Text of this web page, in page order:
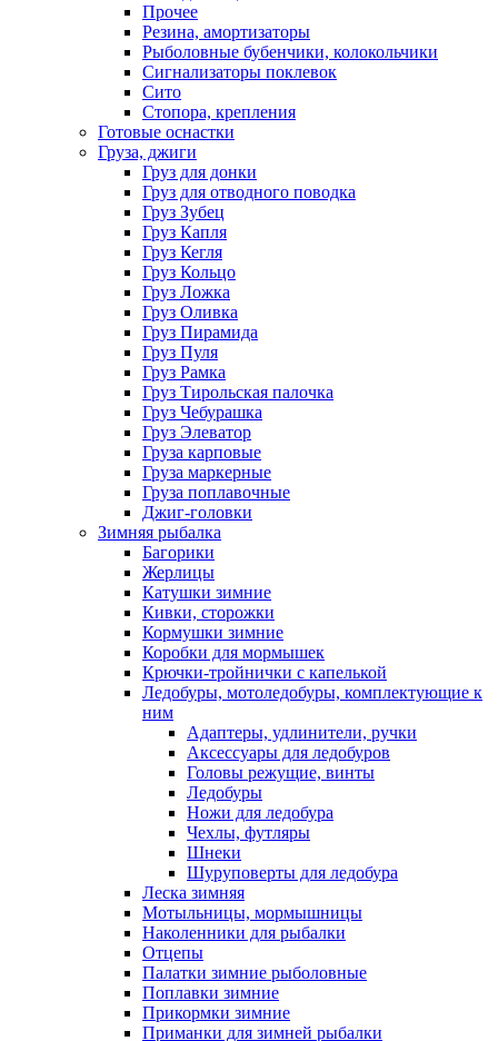
Прочее
Резина, амортизаторы
Рыболовные бубенчики, колокольчики
Сигнализаторы поклевок
Сито
Стопора, крепления
Готовые оснастки
Груза, джиги
Груз для донки
Груз для отводного поводка
Груз Зубец
Груз Капля
Груз Кегля
Груз Кольцо
Груз Ложка
Груз Оливка
Груз Пирамида
Груз Пуля
Груз Рамка
Груз Тирольская палочка
Груз Чебурашка
Груз Элеватор
Груза карповые
Груза маркерные
Груза поплавочные
Джиг-головки
Зимняя рыбалка
Багорики
Жерлицы
Катушки зимние
Кивки, сторожки
Кормушки зимние
Коробки для мормышек
Крючки-тройнички с капелькой
Ледобуры, мотоледобуры, комплектующие к
ним
Адаптеры, удлинители, ручки
Аксессуары для ледобуров
Головы режущие, винты
Ледобуры
Ножи для ледобура
Чехлы, футляры
Шнеки
Шуруповерты для ледобура
Леска зимняя
Мотыльницы, мормышницы
Наколенники для рыбалки
Отцепы
Палатки зимние рыболовные
Поплавки зимние
Прикормки зимние
Приманки для зимней рыбалки